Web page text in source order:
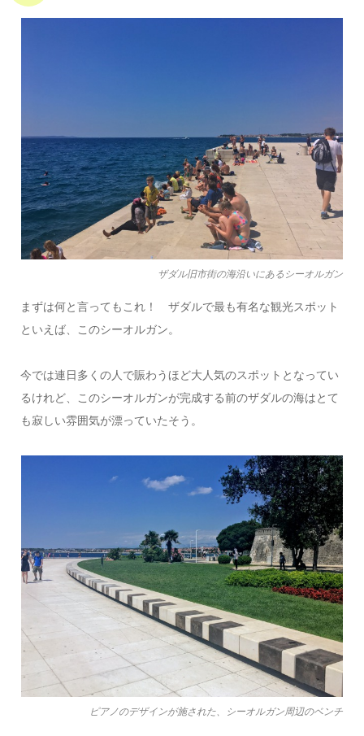
ザダル旧市街の海沿いにあるシーオルガン
まずは何と言ってもこれ！ ザダルで最も有名な観光スポット
といえば、このシーオルガン。
今では連日多くの人で賑わうほど大人気のスポットとなってい
るけれど、このシーオルガンが完成する前のザダルの海はとて
も寂しい雰囲気が漂っていたそう。
ピアノのデザインが施された、シーオルガン周辺のベンチ